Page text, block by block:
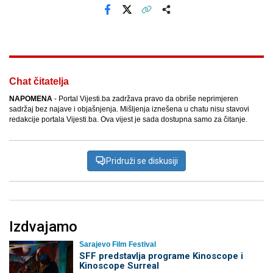
Chat čitatelja
NAPOMENA - Portal Vijesti.ba zadržava pravo da obriše neprimjeren
sadržaj bez najave i objašnjenja. Mišljenja iznešena u chatu nisu stavovi
redakcije portala Vijesti.ba. Ova vijest je sada dostupna samo za čitanje.
Pridruži se diskusiji
Izdvajamo
Sarajevo Film Festival
SFF predstavlja programe Kinoscope i
Kinoscope Surreal